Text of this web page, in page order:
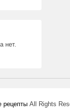
нет.
рецепты All Rights